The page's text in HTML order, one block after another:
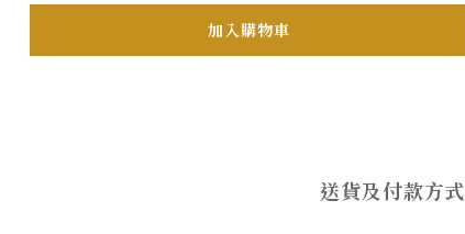
加入購物車
送貨及付款方式